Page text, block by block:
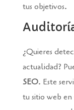
tus objetivos.
¿Quieres
actualidad?
SEO. Este
tu sitio web